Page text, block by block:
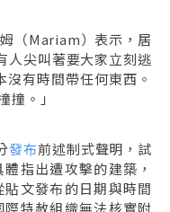
（Mariam）表示，居
人尖叫著要大家立刻逃
有時間帶任何東西。
撞。」
發布前述制式聲明，試
指出遭攻擊的建築，
文發布的日期與時間
特赦組織無法核實附